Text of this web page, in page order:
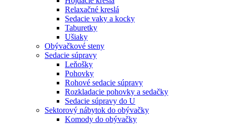
Relaxačné kreslá
Sedacie vaky a kocky
Taburetky
Ušiaky
Obývačkové steny
Sedacie súpravy
Leňošky
Pohovky
Rohové sedacie súpravy
Rozkladacie pohovky a sedačky
Sedacie súpravy do U
Sektorový nábytok do obývačky
Komody do obývačky